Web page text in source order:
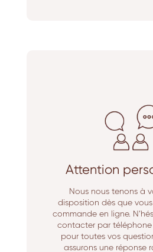
Attention
Nous nous tenons à
disposition dès que
commande en ligne.
contacter par téléphone
pour toutes vos
assurons une réponse